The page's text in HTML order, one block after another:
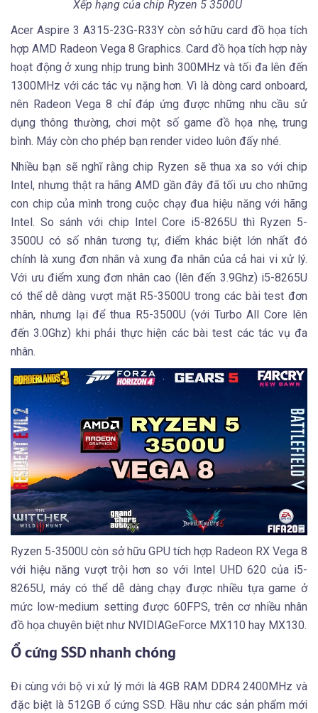
Xếp hạng của chip Ryzen 5 3500U
Acer Aspire 3 A315-23G-R33Y còn sở hữu card đồ họa tích
hợp AMD Radeon Vega 8 Graphics. Card đồ họa tích hợp này
hoạt động ở xung nhịp trung bình 300MHz và tối đa lên đến
1300MHz với các tác vụ nặng hơn. Vì là dòng card onboard,
nên Radeon Vega 8 chỉ đáp ứng được những nhu cầu sử
dụng thông thường, chơi một số game đồ họa nhẹ, trung
bình. Máy còn cho phép bạn render video luôn đấy nhé.
Nhiều bạn sẽ nghĩ rằng chip Ryzen sẽ thua xa so với chip
Intel, nhưng thật ra hãng AMD gần đây đã tối ưu cho những
con chip của mình trong cuộc chạy đua hiệu năng với hãng
Intel. So sánh với chip Intel Core i5-8265U thì Ryzen 5-
3500U có số nhân tương tự, điểm khác biệt lớn nhất đó
chính là xung đơn nhân và xung đa nhân của cả hai vi xử lý.
Với ưu điểm xung đơn nhân cao (lên đến 3.9Ghz) i5-8265U
có thể dễ dàng vượt mặt R5-3500U trong các bài test đơn
nhân, nhưng lại để thua R5-3500U (với Turbo All Core lên
đến 3.0Ghz) khi phải thực hiện các bài test các tác vụ đa
nhân.
Ryzen 5-3500U còn sở hữu GPU tích hợp Radeon RX Vega 8
với hiệu năng vượt trội hơn so với Intel UHD 620 của i5-
8265U, máy có thể dễ dàng chạy được nhiều tựa game ở
mức low-medium setting được 60FPS, trên cơ nhiều nhân
đồ họa chuyên biệt như NVIDIAGeForce MX110 hay MX130.
Ổ cứng SSD nhanh chóng
Đi cùng với bộ vi xử lý mới là 4GB RAM DDR4 2400MHz và
đặc biệt là 512GB ổ cứng SSD. Hầu như các sản phẩm mới